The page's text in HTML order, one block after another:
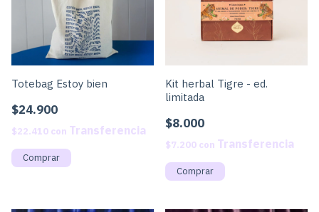
Totebag Estoy bien
$24.900
$22.410 con
Kit herbal Tigre - ed.
limitada
$8.000
$7.200 con